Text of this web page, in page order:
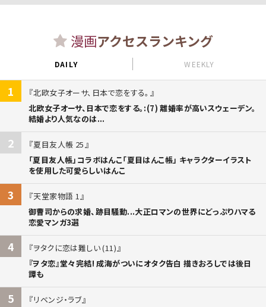
漫画アクセスランキング
DAILY WEEKLY
1
北欧女子オーサ、日本で恋をする。
北欧女子オーサ、日本で恋をする。:(7) 離婚率が高いスウェーデン。
結婚より人気なのは...
2
夏目友人帳 25
「夏目友人帳」コラボはんこ「夏目はんこ帳」 キャラクターイラスト
を使用した可愛らしいはんこ
3
天堂家物語 1
御曹司からの求婚、跡目騒動...大正ロマンの世界にどっぷりハマる
恋愛マンガ3選
4
ヲタクに恋は難しい (11)
『ヲタ恋』堂々完結! 成海がついにオタク告白 描きおろしでは後日
譚も
5
リベンジ・ラブ